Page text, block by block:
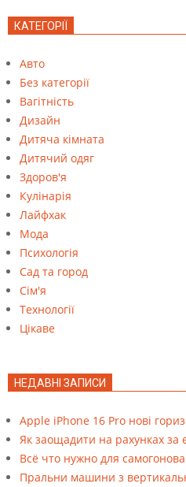
КАТЕГОРІЇ
Авто
Без категорії
Вагітність
Дизайн
Дитяча кімната
Дитячий одяг
Здоров'я
Кулінарія
Лайфхак
Мода
Психологія
Сад та город
Сім'я
Технології
Цікаве
НЕДАВНІ ЗАПИСИ
Apple iPhone 16 Pro нові
Як заощадити на рахунках за
Всё что нужно для
Пральни машини з